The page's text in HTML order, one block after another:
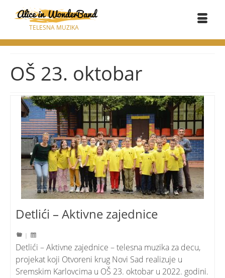
TELESNA MUZIKA
OŠ 23. oktobar
Detlići – Aktivne zajednice
|
Detlići – Aktivne zajednice – telesna muzika za decu,
projekat koji Otvoreni krug Novi Sad realizuje u
Sremskim Karlovcima u OŠ 23. oktobar u 2022. godini.